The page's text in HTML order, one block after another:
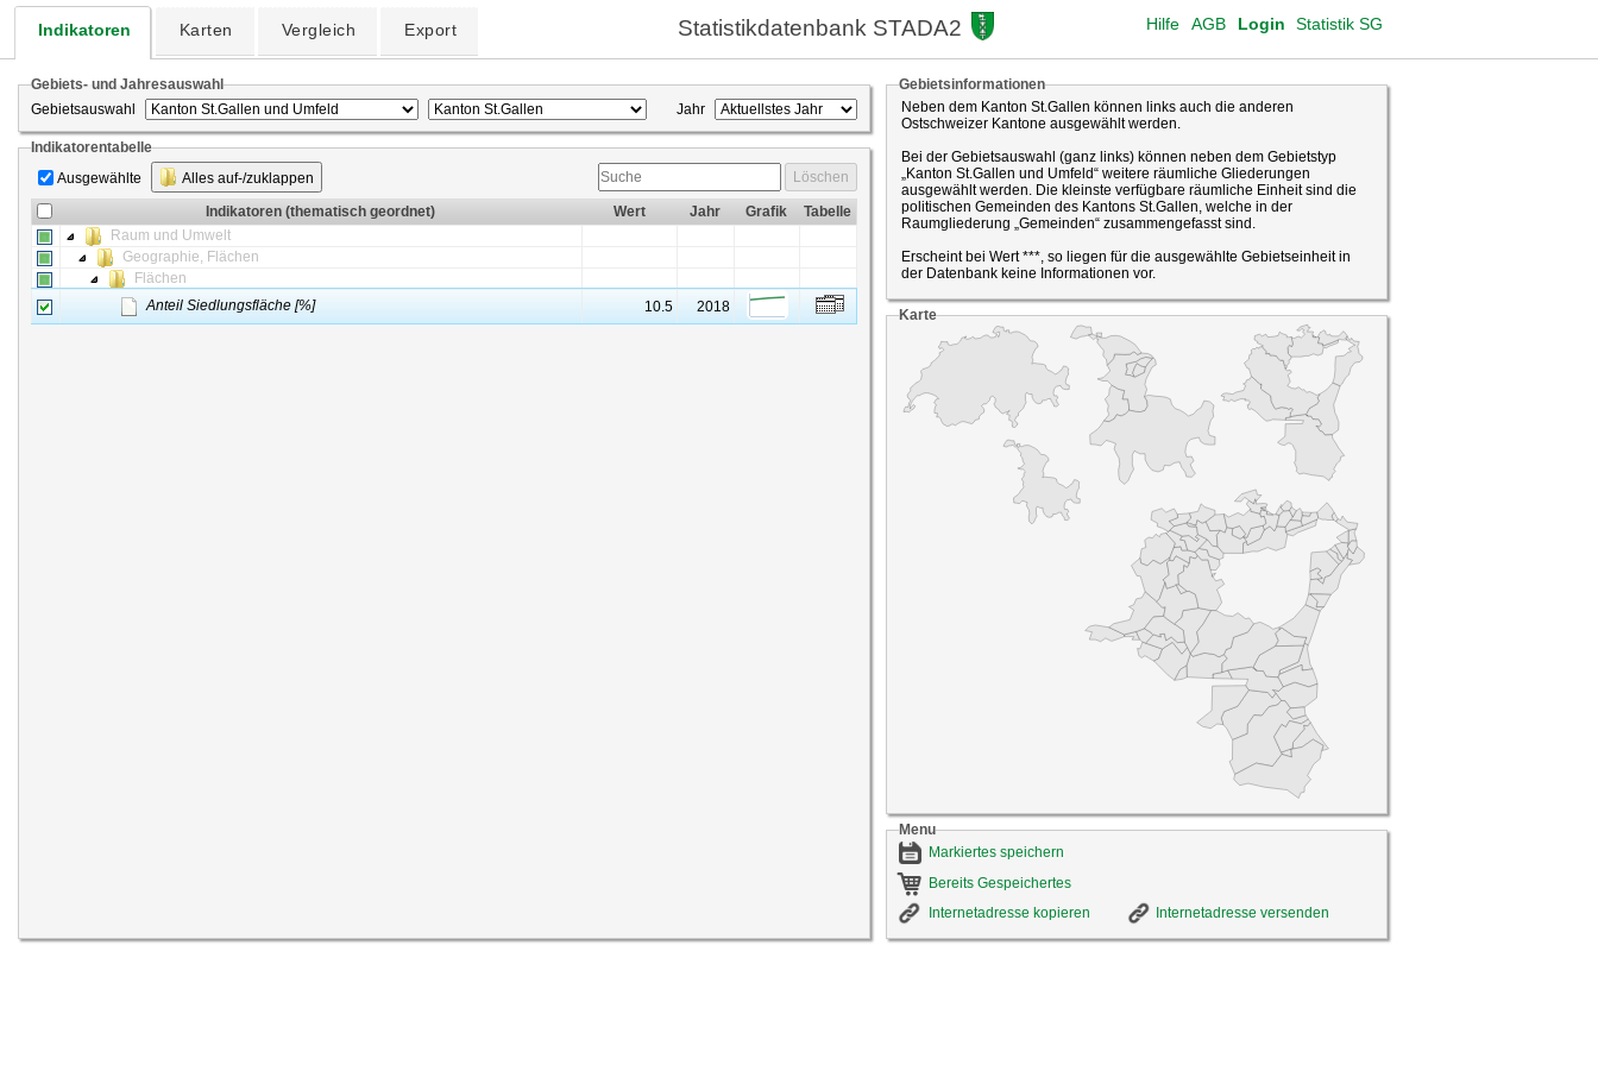
Indikatoren Karten Vergleich Export Statistikdatenbank STADA2 Login Statistik SG
AGB
Hilfe
Gebiets- und Jahresauswahl
Gebietsauswahl
Jahr
Indikatorentabelle
Ausgewählte
Alles auf-/zuklappen Löschen
Indikatoren (thematisch geordnet) Wert Jahr Grafik
Tabelle
Raum und Umwelt
Geographie, Flächen
Flächen
Anteil Siedlungsfläche [%]
10.5 2018
Gebietsinformationen
Neben dem Kanton St.Gallen können links auch die anderen
Ostschweizer Kantone ausgewählt werden.
Bei der Gebietsauswahl (ganz links) können neben dem Gebietstyp
„Kanton St.Gallen und Umfeld“ weitere räumliche Gliederungen
ausgewählt werden. Die kleinste verfügbare räumliche Einheit sind die
politischen Gemeinden des Kantons St.Gallen, welche in der
Raumgliederung „Gemeinden“ zusammengefasst sind.
Erscheint bei Wert ***, so liegen für die ausgewählte Gebietseinheit in
der Datenbank keine Informationen vor.
Karte
Menu
Markiertes speichern
Bereits Gespeichertes
Internetadresse kopieren
Internetadresse versenden